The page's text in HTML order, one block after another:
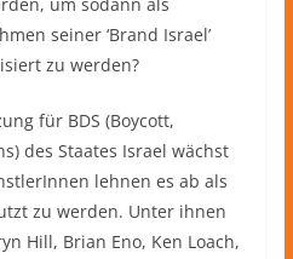
seiner ‘Brand Israel’
zu werden?
für BDS (Boycott,
des Staates Israel wächst
lehnen es ab als
zu werden. Unter ihnen
Hill, Brian Eno, Ken Loach,